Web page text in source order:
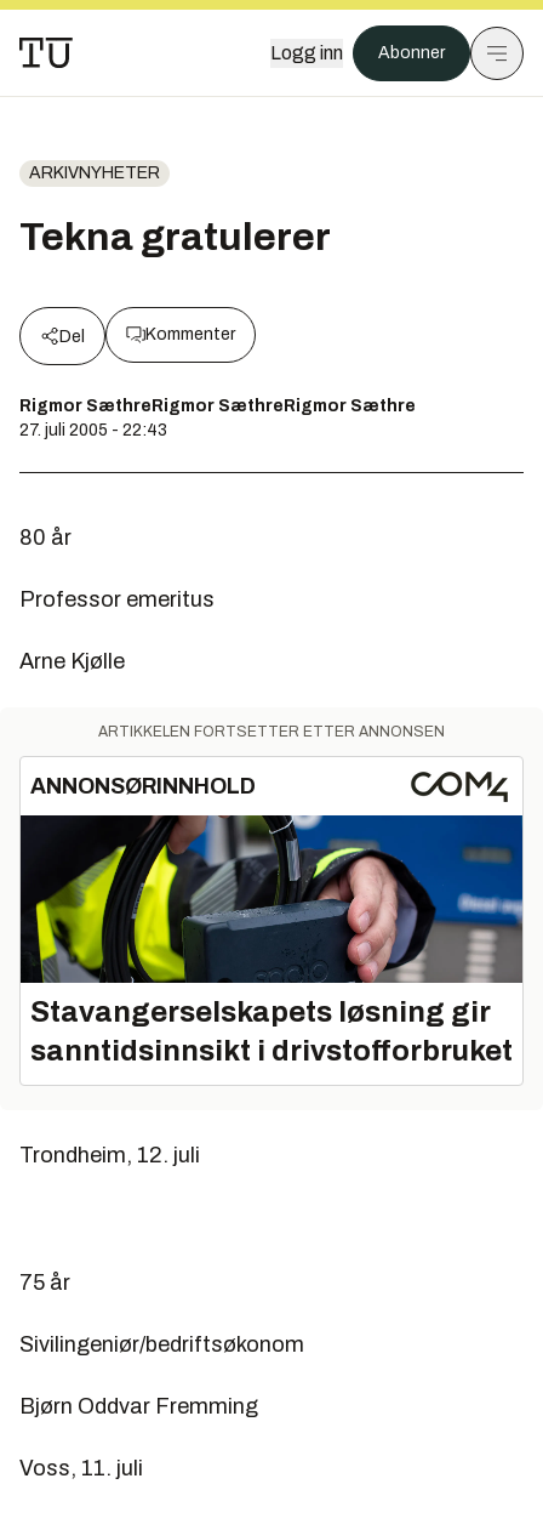
Logg inn Abonner
ARKIVNYHETER
Tekna gratulerer
Del Kommenter
Rigmor SæthreRigmor SæthreRigmor Sæthre
27. juli 2005 - 22:43
80 år
Professor emeritus
Arne Kjølle
ARTIKKELEN FORTSETTER ETTER ANNONSEN
ANNONSØRINNHOLD
Stavangerselskapets løsning gir
sanntidsinnsikt i drivstofforbruket
Trondheim, 12. juli
75 år
Sivilingeniør/bedriftsøkonom
Bjørn Oddvar Fremming
Voss, 11. juli